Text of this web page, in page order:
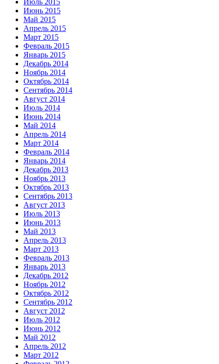
Июль 2015
Июнь 2015
Май 2015
Апрель 2015
Март 2015
Февраль 2015
Январь 2015
Декабрь 2014
Ноябрь 2014
Октябрь 2014
Сентябрь 2014
Август 2014
Июль 2014
Июнь 2014
Май 2014
Апрель 2014
Март 2014
Февраль 2014
Январь 2014
Декабрь 2013
Ноябрь 2013
Октябрь 2013
Сентябрь 2013
Август 2013
Июль 2013
Июнь 2013
Май 2013
Апрель 2013
Март 2013
Февраль 2013
Январь 2013
Декабрь 2012
Ноябрь 2012
Октябрь 2012
Сентябрь 2012
Август 2012
Июль 2012
Июнь 2012
Май 2012
Апрель 2012
Март 2012